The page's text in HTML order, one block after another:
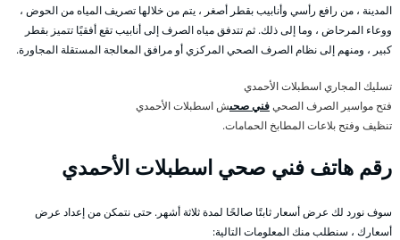
المدينة ، من رافع رأسي وأنابيب بقطر أصغر ، يتم من خلالها تصريف المياه من الحوض ،
ووعاء المرحاض ، وما إلى ذلك. ثم تتدفق مياه الصرف إلى أنابيب تقع أفقيًا تتميز بقطر
كبير ، ومنهم إلى نظام الصرف الصحي المركزي أو مرافق المعالجة المستقلة المجاورة.
تسليك المجاري اسطبلات الأحمدي
فتح مواسير الصرف الصحيفني صحىش اسطبلات الأحمدي
تنظيف وفتح بلاعات المطابخ الحمامات.
رقم هاتف فني صحي اسطبلات الأحمدي
سوف نورد لك عرض أسعار ثابتًا صالحًا لمدة ثلاثة أشهر. حتى نتمكن من إعداد عرض
أسعارك ، سنطلب منك المعلومات التالية: